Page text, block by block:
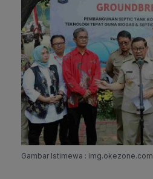
Gambar Istimewa : img.okezone.com